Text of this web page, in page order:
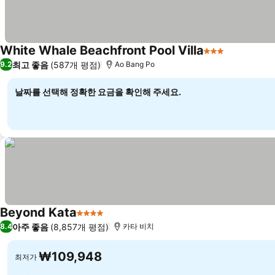
White Whale Beachfront Pool Villa3 성급
9.2최고 좋음 (587개 평점) Ao Bang Po
날짜를 선택해 정확한 요금을 확인해 주세요.
Beyond Kata4 성급
8.4아주 좋음 (8,857개 평점) 카타 비치
최저가 ₩109,948